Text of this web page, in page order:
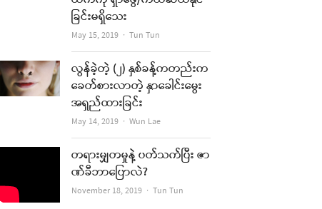
ခြင်းမရှိသေး
May 15, 2019 Author
Tun Tun
လွန်ခဲ့တဲ့ (၂) နှစ်ခန့်ကတည်းက
ခေတ်စားလာတဲ့ နှာခေါင်းမွေး
အရှည်ထားခြင်း
May 14, 2019 Author
Wun Lae
တရားမျှတမှုနဲ့ ပတ်သက်ပြီး ဇာ
ဏ်ခီဘာပြောလဲ?
November 18, 2019 Author
Tun Tun